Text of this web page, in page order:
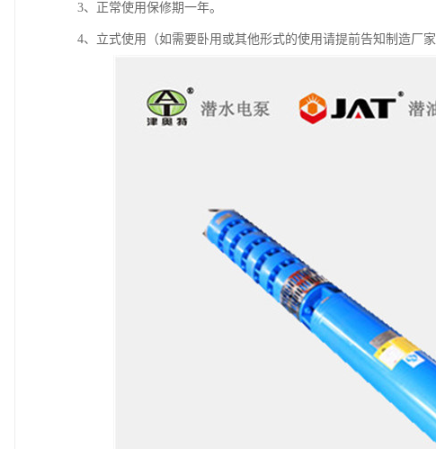
3、正常使用保修期一年。
4、立式使用（如需要卧用或其他形式的使用请提前告知制造厂